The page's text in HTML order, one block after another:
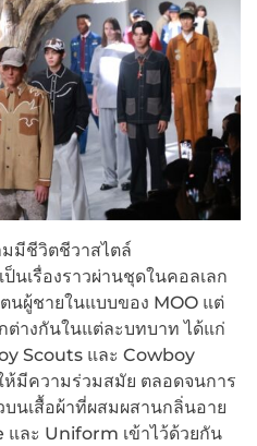
มีชีวิตชีวาสไตล์
นเรื่องราวผ่านชุดในคอลเลก
นผู้ชายในแบบของ MOO แต่
างกันในแต่ละบทบาท ได้แก่
Scouts และ Cowboy
มีความร่วมสมัย ตลอดจนการ
บนเสื้อผ้าที่ผสมผสานกลิ่นอาย
ละ Uniform เข้าไว้ด้วยกัน